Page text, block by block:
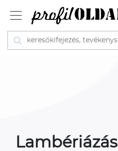
Lambériázás